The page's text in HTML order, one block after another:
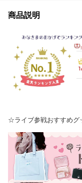
商品説明
☆ライブ参戦おすすめ